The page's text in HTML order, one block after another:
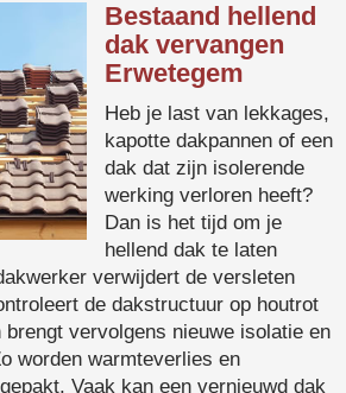
Bestaand hellend
dak vervangen
Erwetegem
Heb je last van lekkages,
kapotte dakpannen of een
dak dat zijn isolerende
werking verloren heeft?
Dan is het tijd om je
hellend dak te laten
verwijdert de versleten
de dakstructuur op houtrot
brengt vervolgens nieuwe isolatie en
worden warmteverlies en
Vaak kan een vernieuwd dak